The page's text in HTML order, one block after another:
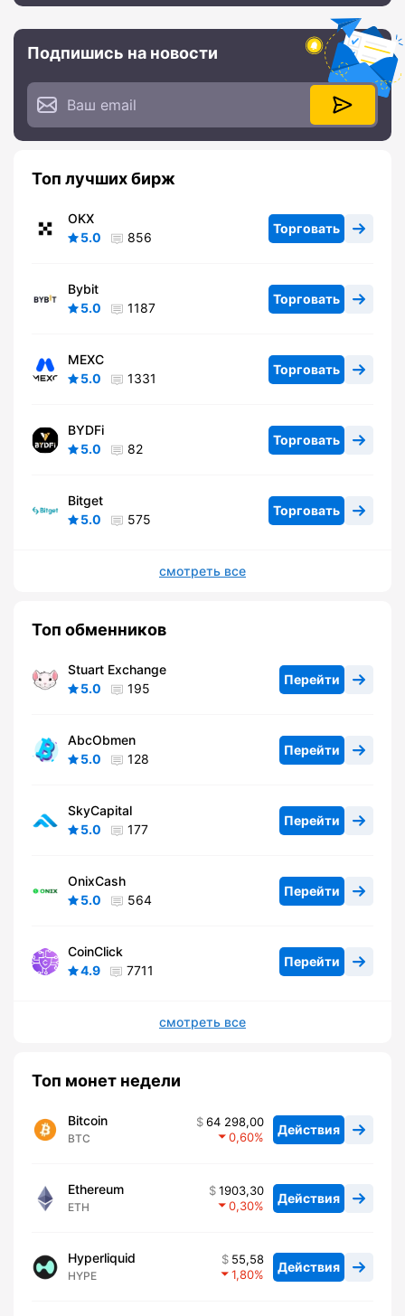
Подпишись на новости
Топ лучших бирж
OKX
5.0
856
Торговать
Bybit
5.0
1187
Торговать
MEXC
5.0
1331
Торговать
BYDFi
5.0
82
Торговать
Bitget
5.0
575
Торговать
смотреть все
Топ обменников
Stuart Exchange
5.0
195
Перейти
AbcObmen
5.0
128
Перейти
SkyCapital
5.0
177
Перейти
OnixCash
5.0
564
Перейти
CoinClick
4.9
7711
Перейти
смотреть все
Топ монет недели
Bitcoin
BTC
64 298,00
0,60
Действия
Ethereum
ETH
1903,30
0,30
Действия
Hyperliquid
HYPE
55,58
1,80
Действия